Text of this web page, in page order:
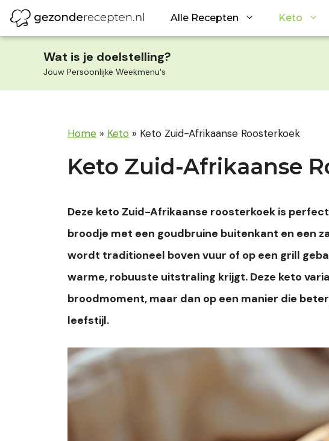
naar
de
Alle Recepten Keto
Wat is je doelstelling?
Jouw Persoonlijke Weekmenu's
Home » Keto » Keto Zuid-Afrikaanse Roosterkoek
Keto Zuid-Afrikaanse
Deze keto Zuid-Afrikaanse roosterkoek is
broodje met een goudbruine buitenkant en een
wordt traditioneel boven vuur of op een grill
warme, robuuste uitstraling krijgt. Deze keto
broodmoment, maar dan op een manier die
leefstijl.